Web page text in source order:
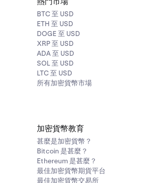
BTC 至 USD
ETH 至 USD
DOGE 至 USD
XRP 至 USD
ADA 至 USD
SOL 至 USD
LTC 至 USD
所有加密貨幣市場
加密貨幣教育
甚麼是加密貨幣？
Bitcoin 是甚麼？
Ethereum 是甚麼？
最佳加密貨幣期貨平台
最佳加密貨幣交易所